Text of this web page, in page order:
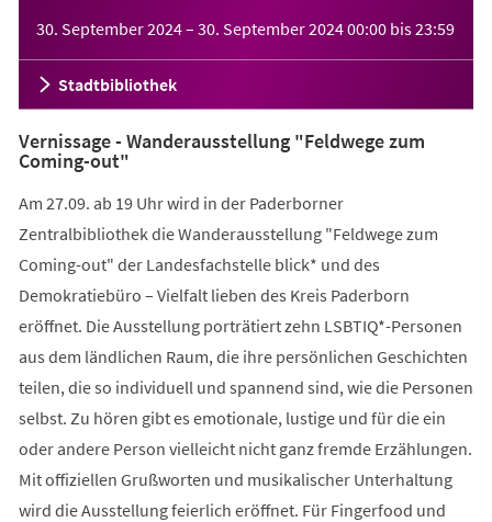
30. September 2024– 30. September 202400:00 bis23:59
Stadtbibliothek
Vernissage - Wanderausstellung "Feldwege zum
Coming-out"
Am 27.09. ab 19 Uhr wird in der Paderborner
Zentralbibliothek die Wanderausstellung "Feldwege zum
Coming-out" der Landesfachstelle blick* und des
Demokratiebüro – Vielfalt lieben des Kreis Paderborn
eröffnet. Die Ausstellung porträtiert zehn LSBTIQ*-Personen
aus dem ländlichen Raum, die ihre persönlichen Geschichten
teilen, die so individuell und spannend sind, wie die Personen
selbst. Zu hören gibt es emotionale, lustige und für die ein
oder andere Person vielleicht nicht ganz fremde Erzählungen.
Mit offiziellen Grußworten und musikalischer Unterhaltung
wird die Ausstellung feierlich eröffnet. Für Fingerfood und